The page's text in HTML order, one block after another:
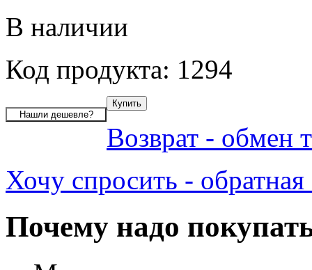
В наличии
Код продукта: 1294
Возврат - обмен
Хочу спросить - обратная
Почему надо